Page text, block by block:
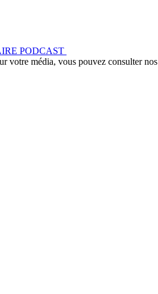
PODCAST
votre média, vous pouvez consulter nos